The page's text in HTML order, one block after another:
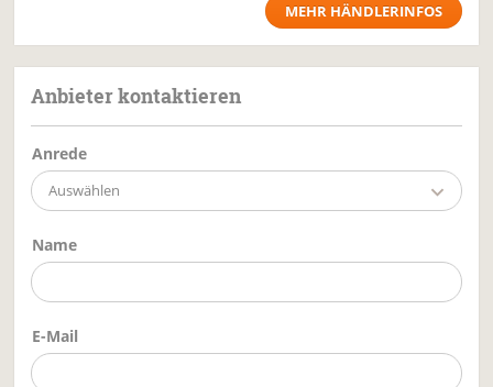
MEHR HÄNDLERINFOS
Anbieter kontaktieren
Anrede
Auswählen
Name
E-Mail